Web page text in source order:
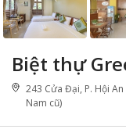
Biệt thự
243 Cửa Đại, P. Hội
Nam cũ)